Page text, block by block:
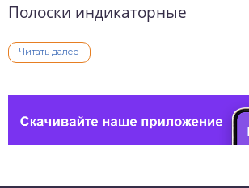
Полоски индикаторные
Читать далее